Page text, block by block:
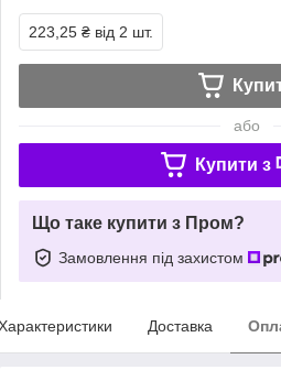
223,25 ₴ від 2 шт.
або
Купити з
Що таке купити з Пром?
Замовлення під захистом
Доставка